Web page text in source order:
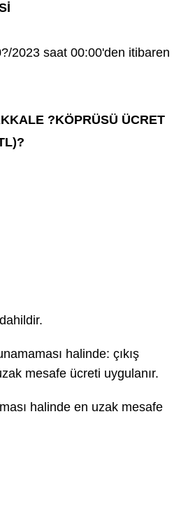
00:00'den itibaren
?KÖPRÜSÜ ÜCRET
halinde: çıkış
mesafe ücreti uygulanır.
halinde en uzak mesafe